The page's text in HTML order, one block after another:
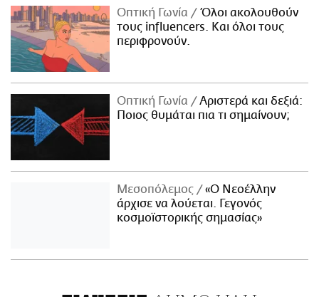
Οπτική Γωνία
Όλοι ακολουθούν
τους influencers. Και όλοι τους
περιφρονούν.
Οπτική Γωνία
Αριστερά και δεξιά:
Ποιος θυμάται πια τι σημαίνουν;
Μεσοπόλεμος
«Ο Νεοέλλην
άρχισε να λούεται. Γεγονός
κοσμοϊστορικής σημασίας»